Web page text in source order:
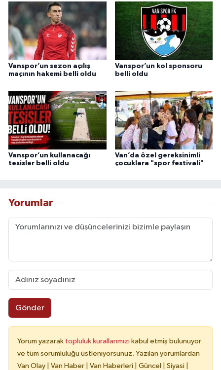
Vanspor’un sezon açılış
maçının hakemi belli oldu
Vanspor’un kol sponsoru
belli oldu
Vanspor’un kullanacağı
tesisler belli oldu
Van’da özel gereksinimli
çocuklara "spor festivali"
Yorumlar
Gönder
Yorum yazarak topluluk kurallarımızı kabul etmiş bulunuyor
ve tüm sorumluluğu üstleniyorsunuz. Yazılan yorumlardan
Van Olay | Van Haber | Van Haberleri | Güncel | Siyasi |